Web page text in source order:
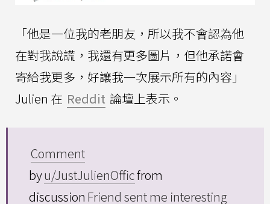
「他是一位我的老朋友，所以我不會認為他
在對我說謊，我還有更多圖片，但他承諾會
寄給我更多，好讓我一次展示所有的內容」
Julien 在 Reddit 論壇上表示。
Comment
byu/JustJulienOfficfrom
discussion Friend sent me interesting